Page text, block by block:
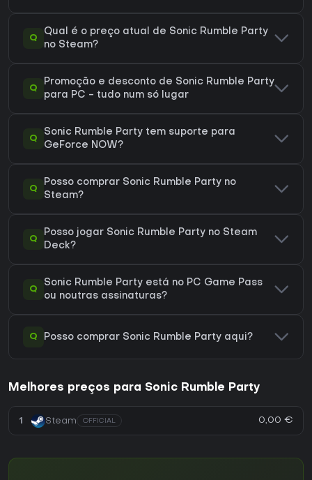
Q
Qual é o preço atual de Sonic Rumble Party
no Steam?
Q
Promoção e desconto de Sonic Rumble Party
para PC - tudo num só lugar
Q
Sonic Rumble Party tem suporte para
GeForce NOW?
Q
Posso comprar Sonic Rumble Party no
Steam?
Q
Posso jogar Sonic Rumble Party no Steam
Deck?
Q
Sonic Rumble Party está no PC Game Pass
ou noutras assinaturas?
Q Posso comprar Sonic Rumble Party aqui?
Melhores preços para Sonic Rumble Party
1 Steam OFFICIAL 0,00 €